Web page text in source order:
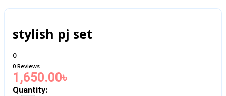
stylish pj set
0
0 Reviews
1,650.00৳
Quantity: